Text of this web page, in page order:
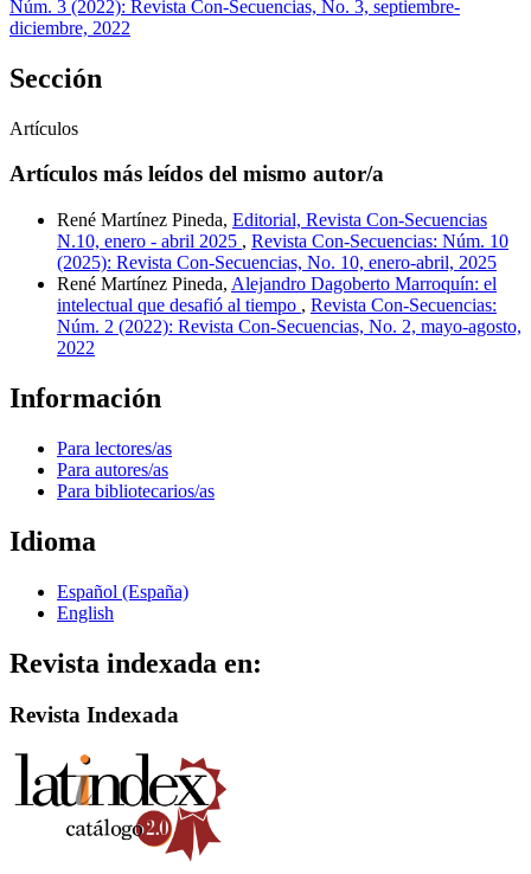
Núm. 3 (2022): Revista Con-Secuencias, No. 3, septiembre-
diciembre, 2022
Sección
Artículos
Artículos más leídos del mismo autor/a
René Martínez Pineda, Editorial, Revista Con-Secuencias
N.10, enero - abril 2025 , Revista Con-Secuencias: Núm. 10
(2025): Revista Con-Secuencias, No. 10, enero-abril, 2025
René Martínez Pineda, Alejandro Dagoberto Marroquín: el
intelectual que desafió al tiempo , Revista Con-Secuencias:
Núm. 2 (2022): Revista Con-Secuencias, No. 2, mayo-agosto,
2022
Información
Para lectores/as
Para autores/as
Para bibliotecarios/as
Idioma
Español (España)
English
Revista indexada en:
Revista Indexada